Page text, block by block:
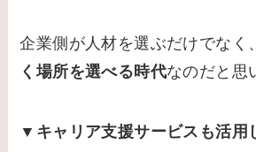
企業側が人材を選ぶだけでなく
く場所を選べる時代なのだと思
▼キャリア支援サービスも活用